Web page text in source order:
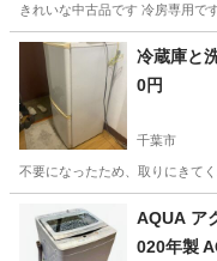
きれいな中古品です 冷房専用で
千葉 佐倉市 志津駅
冷蔵庫と
0円
千葉市
不要になったため、取りにきて
千葉市 キッチン家
AQUA ア
020年製